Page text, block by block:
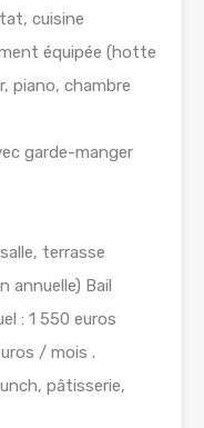
cuisine
équipée (hotte
piano, chambre
garde-manger
terrasse
annuelle) Bail
: 1 550 euros
/ mois .
pâtisserie,